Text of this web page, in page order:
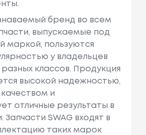
бренд во всем
выпускаемые под
маркой, пользуются
у владельцев
классов. Продукция
высокой надежностью,
и
отличные результаты в
Запчасти SWAG входят в
таких марок